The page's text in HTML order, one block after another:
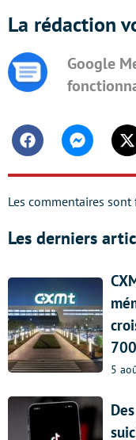
La rédaction
Google
FacebookMessenger
Les commentaires sont
Les derniers
5